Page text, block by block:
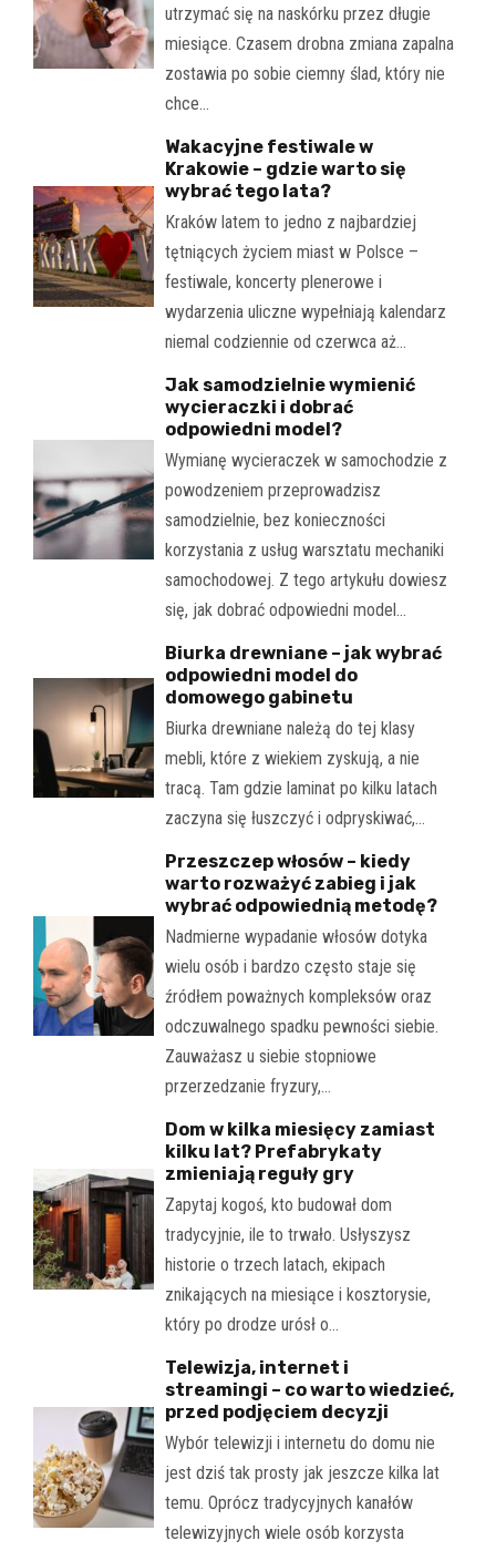
utrzymać się na naskórku przez długie
miesiące. Czasem drobna zmiana zapalna
zostawia po sobie ciemny ślad, który nie
chce…
Wakacyjne festiwale w
Krakowie – gdzie warto się
wybrać tego lata?
Kraków latem to jedno z najbardziej
tętniących życiem miast w Polsce –
festiwale, koncerty plenerowe i
wydarzenia uliczne wypełniają kalendarz
niemal codziennie od czerwca aż…
Jak samodzielnie wymienić
wycieraczki i dobrać
odpowiedni model?
Wymianę wycieraczek w samochodzie z
powodzeniem przeprowadzisz
samodzielnie, bez konieczności
korzystania z usług warsztatu mechaniki
samochodowej. Z tego artykułu dowiesz
się, jak dobrać odpowiedni model…
Biurka drewniane – jak wybrać
odpowiedni model do
domowego gabinetu
Biurka drewniane należą do tej klasy
mebli, które z wiekiem zyskują, a nie
tracą. Tam gdzie laminat po kilku latach
zaczyna się łuszczyć i odpryskiwać,…
Przeszczep włosów – kiedy
warto rozważyć zabieg i jak
wybrać odpowiednią metodę?
Nadmierne wypadanie włosów dotyka
wielu osób i bardzo często staje się
źródłem poważnych kompleksów oraz
odczuwalnego spadku pewności siebie.
Zauważasz u siebie stopniowe
przerzedzanie fryzury,…
Dom w kilka miesięcy zamiast
kilku lat? Prefabrykaty
zmieniają reguły gry
Zapytaj kogoś, kto budował dom
tradycyjnie, ile to trwało. Usłyszysz
historie o trzech latach, ekipach
znikających na miesiące i kosztorysie,
który po drodze urósł o…
Telewizja, internet i
streamingi – co warto wiedzieć,
przed podjęciem decyzji
Wybór telewizji i internetu do domu nie
jest dziś tak prosty jak jeszcze kilka lat
temu. Oprócz tradycyjnych kanałów
telewizyjnych wiele osób korzysta